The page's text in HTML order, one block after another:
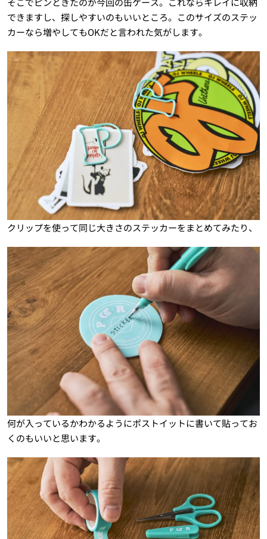
できますし、探しやすいのもいいところ。このサイズのステッ
カーなら増やしてもOKだと言われた気がします。
クリップを使って同じ大きさのステッカーをまとめてみたり、
何が入っているかわかるようにポストイットに書いて貼ってお
くのもいいと思います。